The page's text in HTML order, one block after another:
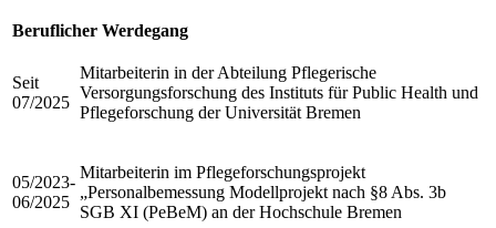
Beruflicher Werdegang
Seit
07/2025
Mitarbeiterin in der Abteilung Pflegerische
Versorgungsforschung des Instituts für Public Health und
Pflegeforschung der Universität Bremen
05/2023-
06/2025
Mitarbeiterin im Pflegeforschungsprojekt
„Personalbemessung Modellprojekt nach §8 Abs. 3b
SGB XI (PeBeM) an der Hochschule Bremen